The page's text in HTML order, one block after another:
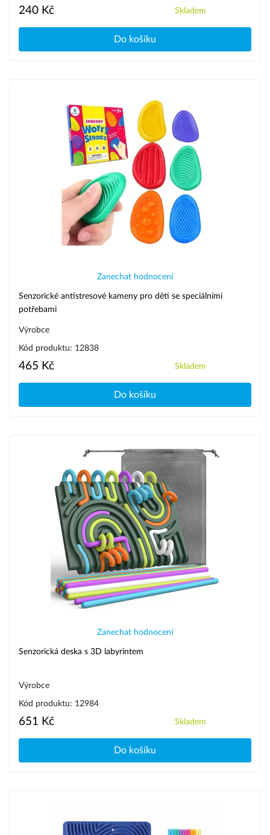
240 Kč Skladem
Do košíku
Zanechat hodnocení
Senzorické antistresové kameny pro děti se speciálními
potřebami
Výrobce
Kód produktu: 12838
465 Kč Skladem
Do košíku
Zanechat hodnocení
Senzorická deska s 3D labyrintem
Výrobce
Kód produktu: 12984
651 Kč Skladem
Do košíku